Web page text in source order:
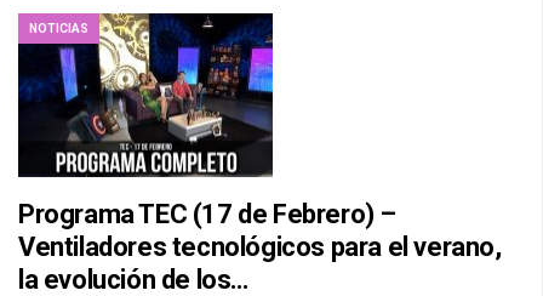
NOTICIAS
Programa TEC (17 de Febrero) –
Ventiladores tecnológicos para el verano,
la evolución de los…